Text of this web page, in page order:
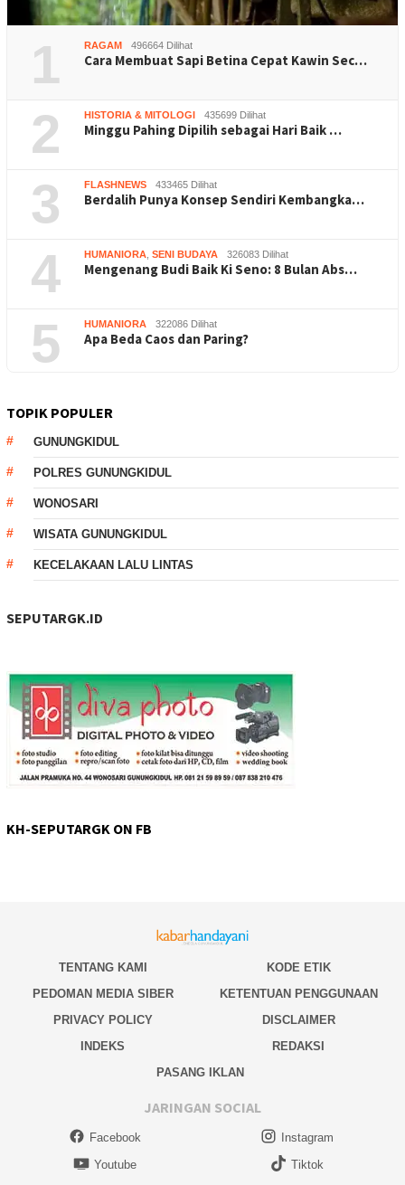
1 RAGAM 496664 Dilihat
Cara Membuat Sapi Betina Cepat Kawin Sec…
2 HISTORIA & MITOLOGI 435699 Dilihat
Minggu Pahing Dipilih sebagai Hari Baik …
3 FLASHNEWS 433465 Dilihat
Berdalih Punya Konsep Sendiri Kembangka…
4 HUMANIORA SENI BUDAYA 326083 Dilihat
Mengenang Budi Baik Ki Seno: 8 Bulan Abs…
5 HUMANIORA 322086 Dilihat
Apa Beda Caos dan Paring?
TOPIK POPULER
GUNUNGKIDUL
POLRES GUNUNGKIDUL
WONOSARI
WISATA GUNUNGKIDUL
KECELAKAAN LALU LINTAS
SEPUTARGK.ID
KH-SEPUTARGK ON FB
TENTANG KAMI
KODE ETIK
PEDOMAN MEDIA SIBER
KETENTUAN PENGGUNAAN
PRIVACY POLICY
DISCLAIMER
INDEKS
REDAKSI
PASANG IKLAN
JARINGAN SOCIAL
Facebook
Instagram
Youtube
Tiktok